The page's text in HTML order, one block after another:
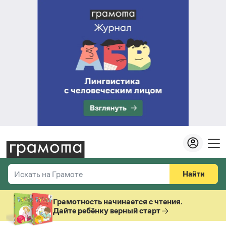
Искать на Грамоте
Справочная служба
Найти
Везде